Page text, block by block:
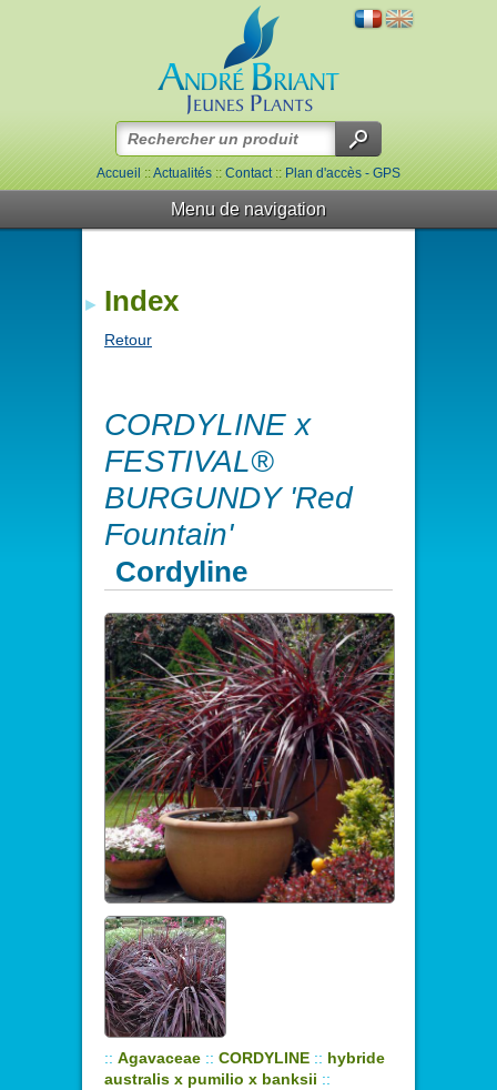
Accueil::Actualités::Contact::Plan d'accès - GPS
Menu de navigation
Index
Retour
CORDYLINE x
FESTIVAL®
BURGUNDY 'Red
Fountain'
Cordyline
:: Agavaceae :: CORDYLINE :: hybride
australis x pumilio x banksii ::